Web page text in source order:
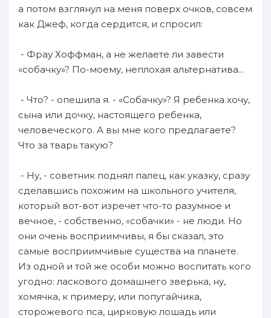
а потом взглянул на меня поверх очков, совсем
как Джеф, когда сердится, и спросил:
- Фрау Хоффман, а не желаете ли завести
«собачку»? По-моему, неплохая альтернатива...
- Что? - опешила я. - «Собачку»? Я ребенка хочу,
сына или дочку, настоящего ребенка,
человеческого. А вы мне кого предлагаете?
Что за тварь такую?
- Ну, - советник поднял палец, как указку, сразу
сделавшись похожим на школьного учителя,
который вот-вот изречет что-то разумное и
вечное, - собственно, «собачки» - не люди. Но
они очень восприимчивы, я бы сказал, это
самые восприимчивые существа на планете.
Из одной и той же особи можно воспитать кого
угодно: ласкового домашнего зверька, ну,
хомячка, к примеру, или попугайчика,
сторожевого пса, цирковую лошадь или